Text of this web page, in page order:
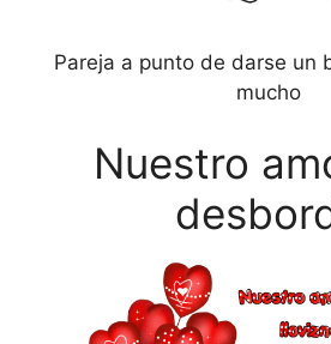
Pareja a punto de darse un
mucho
Nuestro